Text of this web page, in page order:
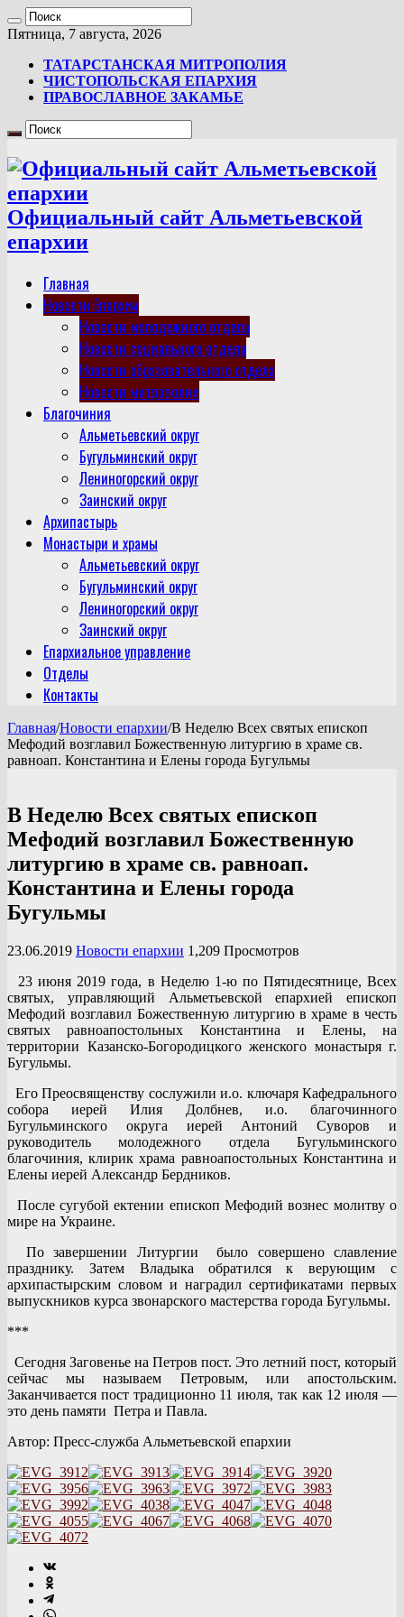
Пятница, 7 августа, 2026
ТАТАРСТАНСКАЯ МИТРОПОЛИЯ
ЧИСТОПОЛЬСКАЯ ЕПАРХИЯ
ПРАВОСЛАВНОЕ ЗАКАМЬЕ
Официальный сайт Альметьевской
епархии
Главная
Новости Епархии
Новости молодежного отдела
Новости социального отдела
Новости образовательного отдела
Новости митрополии
Благочиния
Альметьевский округ
Бугульминский округ
Лениногорский округ
Заинский округ
Архипастырь
Монастыри и храмы
Альметьевский округ
Бугульминский округ
Лениногорский округ
Заинский округ
Епархиальное управление
Отделы
Контакты
Главная/Новости епархии/В Неделю Всех святых епископ
Мефодий возглавил Божественную литургию в храме св.
равноап. Константина и Елены города Бугульмы
В Неделю Всех святых епископ
Мефодий возглавил Божественную
литургию в храме св. равноап.
Константина и Елены города
Бугульмы
23.06.2019 Новости епархии 1,209 Просмотров
23 июня 2019 года, в Неделю 1-ю по Пятидесятнице, Всех
святых, управляющий Альметьевской епархией епископ
Мефодий возглавил Божественную литургию в храме в честь
святых равноапостольных Константина и Елены, на
территории Казанско-Богородицкого женского монастыря г.
Бугульмы.
Его Преосвященству сослужили и.о. ключаря Кафедрального
собора иерей Илия Долбнев, и.о. благочинного
Бугульминского округа иерей Антоний Суворов и
руководитель молодежного отдела Бугульминского
благочиния, клирик храма равноапостольных Константина и
Елены иерей Александр Бердников.
После сугубой ектении епископ Мефодий вознес молитву о
мире на Украине.
По завершении Литургии было совершено славление
празднику. Затем Владыка обратился к верующим с
архипастырским словом и наградил сертификатами первых
выпускников курса звонарского мастерства города Бугульмы.
***
Сегодня Заговенье на Петров пост. Это летний пост, который
сейчас мы называем Петровым, или апостольским.
Заканчивается пост традиционно 11 июля, так как 12 июля —
это день памяти Петра и Павла.
Автор: Пресс-служба Альметьевской епархии